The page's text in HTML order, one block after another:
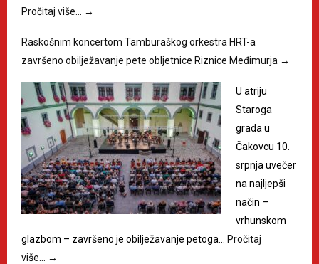
Pročitaj više…
→
Raskošnim koncertom Tamburaškog orkestra HRT-a
završeno obilježavanje pete obljetnice Riznice Međimurja →
U atriju
Staroga
grada u
Čakovcu 10.
srpnja uvečer
na najljepši
način –
vrhunskom
glazbom – završeno je obilježavanje petoga…
Pročitaj
više…
→